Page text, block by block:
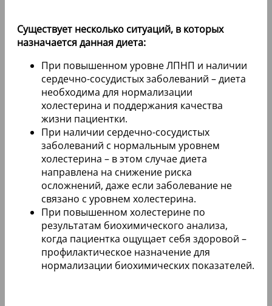
Существует несколько ситуаций, в которых
назначается данная диета:
При повышенном уровне ЛПНП и наличии
сердечно-сосудистых заболеваний – диета
необходима для нормализации
холестерина и поддержания качества
жизни пациентки.
При наличии сердечно-сосудистых
заболеваний с нормальным уровнем
холестерина – в этом случае диета
направлена на снижение риска
осложнений, даже если заболевание не
связано с уровнем холестерина.
При повышенном холестерине по
результатам биохимического анализа,
когда пациентка ощущает себя здоровой –
профилактическое назначение для
нормализации биохимических показателей.